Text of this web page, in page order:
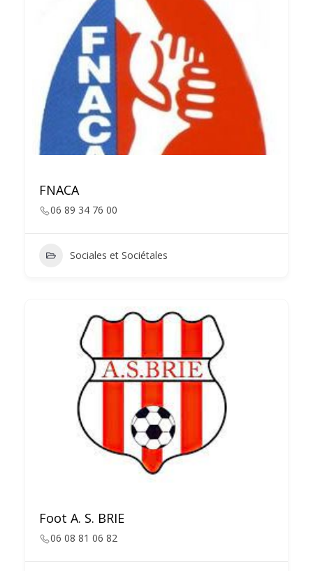
FNACA
06 89 34 76 00
Sociales et Sociétales
Foot A. S. BRIE
06 08 81 06 82